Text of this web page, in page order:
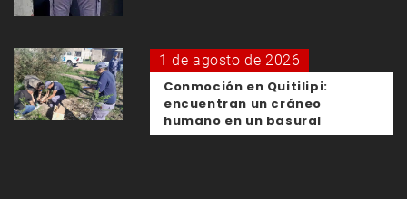
1 de agosto de 2026
Conmoción en Quitilipi:
encuentran un cráneo
humano en un basural